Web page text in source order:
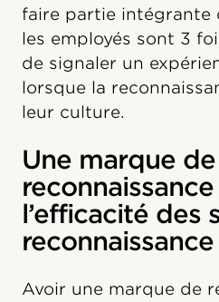
faire partie intégrante
les employés sont 3
de signaler un
lorsque la
leur culture.
Une marque de
l’efficacité des
reconnaissance
Avoir une marque de